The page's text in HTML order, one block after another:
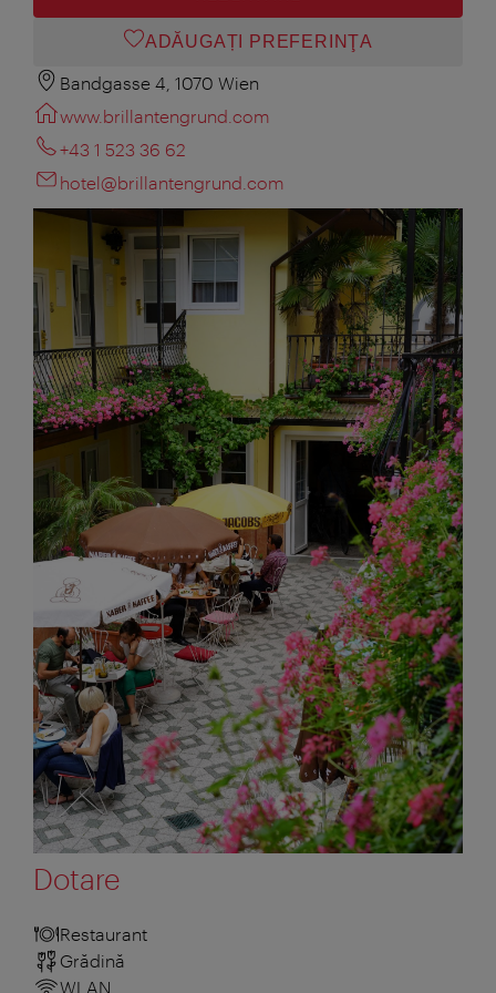
ADĂUGAȚI PREFERINŢA
Bandgasse 4, 1070 Wien
www.brillantengrund.com
+43 1 523 36 62
hotel@brillantengrund.com
Dotare
Restaurant
Grădină
WLAN